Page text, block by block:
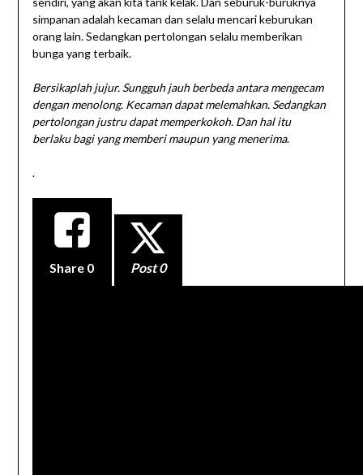
simpanan adalah kecaman dan selalu mencari keburukan
orang lain. Sedangkan pertolongan selalu memberikan
bunga yang terbaik.
Bersikaplah jujur. Sungguh jauh berbeda antara mengecam
dengan menolong. Kecaman dapat melemahkan. Sedangkan
pertolongan justru dapat memperkokoh. Dan hal itu
berlaku bagi yang memberi maupun yang menerima.
.
Share 0 Post 0